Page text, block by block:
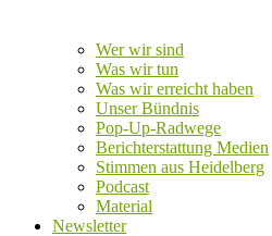
Wer wir sind
Was wir tun
Was wir erreicht haben
Unser Bündnis
Pop-Up-Radwege
Berichterstattung Medien
Stimmen aus Heidelberg
Podcast
Material
Newsletter